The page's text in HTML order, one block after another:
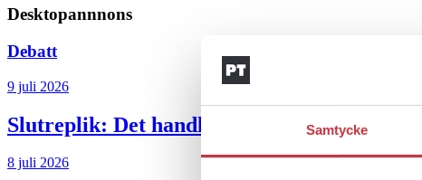
Samtycke
Desktopannnons
Debatt
9 juli 2026
Slutreplik: Det handlar om
8 juli 2026